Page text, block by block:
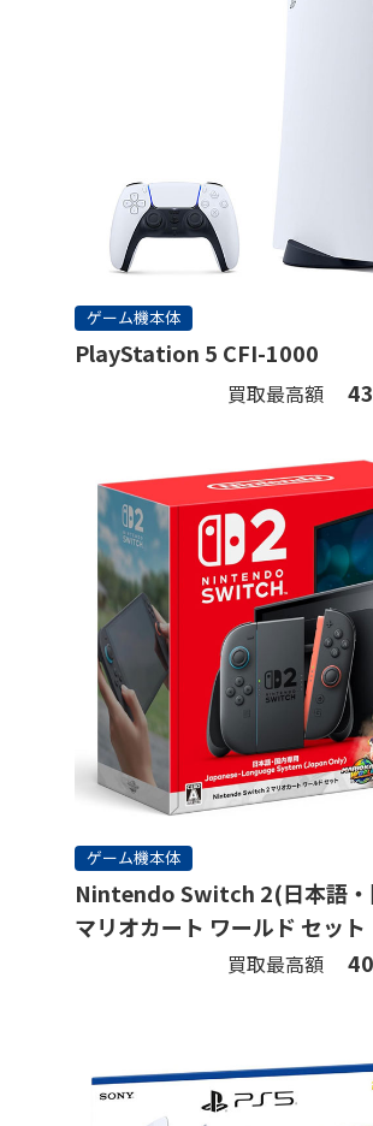
ゲーム機本体
PlayStation 5 CFI-1000
買取最高額
ゲーム機本体
Nintendo Switch 2(日本語・
マリオカート ワールド セット
買取最高額